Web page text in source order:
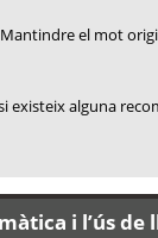
el mot
existeix alguna
i l’ús de